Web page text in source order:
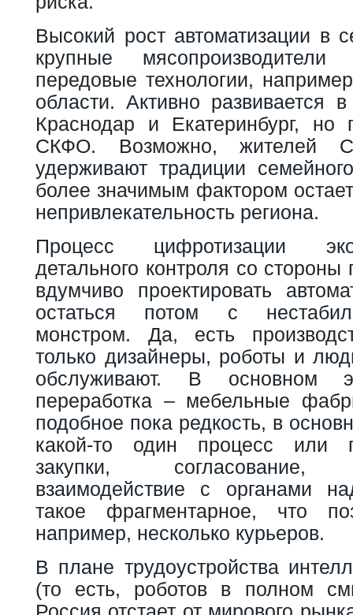
Высокий рост автоматизации в
крупные
передовые технологии,
области. Активно развивается
Краснодар и Екатеринбург, но
СКФО. Возможно, жителей
удерживают традиции
более значимым фактором
непривлекательность региона.
Процесс цифротизации
детального контроля со стороны
вдумчиво проектировать
остаться потом с
монстром. Да, есть
только дизайнеры, роботы и
обслуживают. В основном
переработка – мебельные
подобное пока редкость, в
какой-то один процесс или
закупки, согласование,
взаимодействие с органами
такое фрагментарное, что
например, несколько курьеров.
В плане трудоустройства
(то есть, роботов в полном